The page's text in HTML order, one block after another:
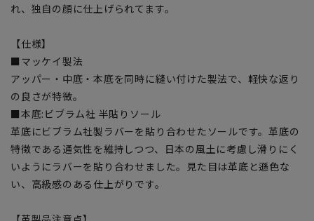
れ、独自の顔に仕上げられてます。
【仕様】
■マッケイ製法
アッパー・中底・本底を同時に縫い付けた製法で、軽快な返り
の良さが特徴。
■本底:ビブラム社 半貼りソール
革底にビブラム社製ラバーを貼り合わせたソールです。革底の
特徴である通気性を維持しつつ、日本の風土に考慮し滑りにく
いようにラバーを貼り合わせました。見た目は革底と遜色な
い、高級感のある仕上がりです。